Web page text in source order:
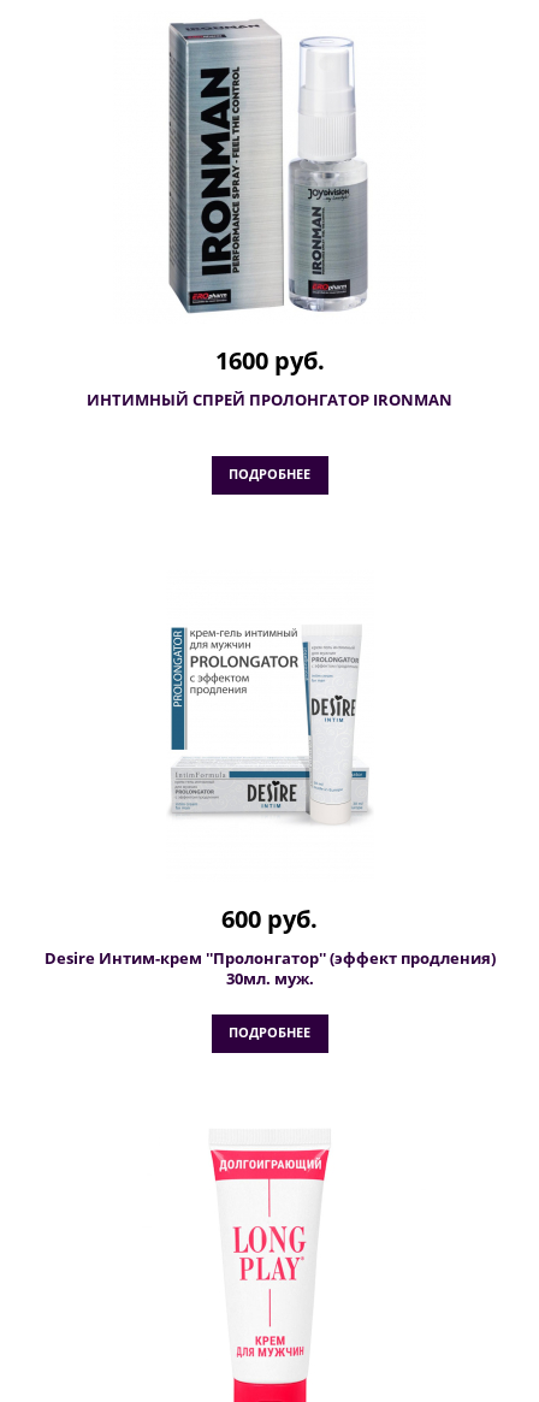
1600 руб.
ИНТИМНЫЙ СПРЕЙ ПРОЛОНГАТОР IRONMAN
ПОДРОБНЕЕ
600 руб.
Desire Интим-крем ''Пролонгатор'' (эффект продления)
30мл. муж.
ПОДРОБНЕЕ